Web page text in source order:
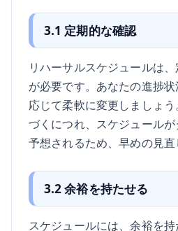
3.1 定期的な確認
リハーサルスケジュールは
が必要です。あなたの進捗
応じて柔軟に変更しましょ
づくにつれ、スケジュール
予想されるため、早めの見直
3.2 余裕を持たせる
スケジュールには、余裕を